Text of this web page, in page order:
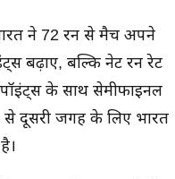
ने 72 रन से मैच अपने
बढ़ाए, बल्कि नेट रन रेट
पॉइंट्स के साथ सेमीफाइनल
दूसरी जगह के लिए भारत